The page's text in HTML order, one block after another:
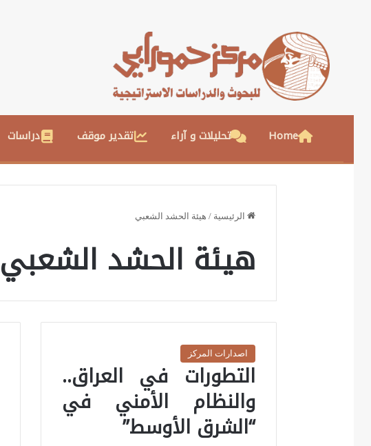
Home تحليلات و آراء تقدير موقف دراسات
الرئيسية / هيئة الحشد الشعبي
هيئة الحشد الشعبي
اصدارات المركز
التطورات في العراق..
والنظام الأمني في
“الشرق الأوسط”